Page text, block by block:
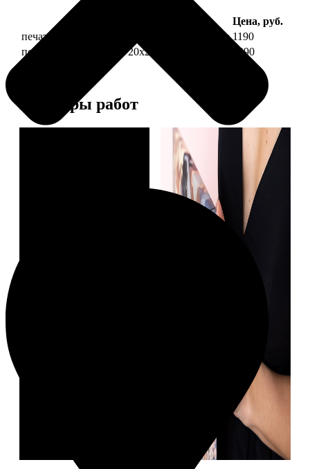
Цена, руб.
печать фото на холсте 20х20 на подрамнике 1190
печать фото на холсте 20х20 в раме
3990
Примеры работ